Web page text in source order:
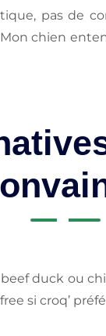
pas de
chien
duck ou
si croq’